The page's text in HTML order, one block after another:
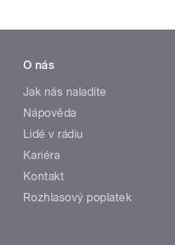
O nás
Jak nás naladíte
Nápověda
Lidé v rádiu
Kariéra
Kontakt
Rozhlasový poplatek